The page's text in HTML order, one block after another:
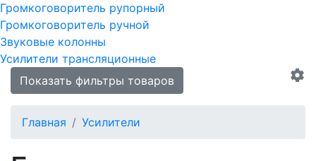
Громкоговоритель рупорный
Громкоговоритель ручной
Звуковые колонны
Усилители трансляционные
Показать фильтры товаров
Главная Усилители